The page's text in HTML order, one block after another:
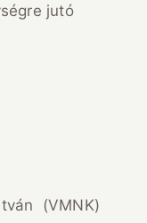
jutó